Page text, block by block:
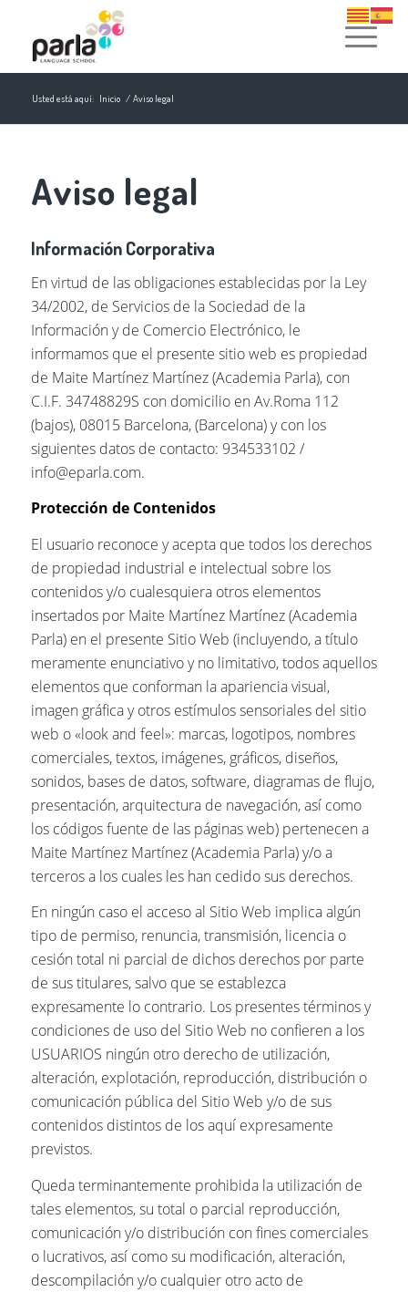
Usted está aquí: Inicio / Aviso legal
Aviso legal
Información Corporativa
En virtud de las obligaciones establecidas por la Ley
34/2002, de Servicios de la Sociedad de la
Información y de Comercio Electrónico, le
informamos que el presente sitio web es propiedad
de Maite Martínez Martínez (Academia Parla), con
C.I.F. 34748829S con domicilio en Av.Roma 112
(bajos), 08015 Barcelona, (Barcelona) y con los
siguientes datos de contacto: 934533102 /
info@eparla.com.
Protección de Contenidos
El usuario reconoce y acepta que todos los derechos
de propiedad industrial e intelectual sobre los
contenidos y/o cualesquiera otros elementos
insertados por Maite Martínez Martínez (Academia
Parla) en el presente Sitio Web (incluyendo, a título
meramente enunciativo y no limitativo, todos aquellos
elementos que conforman la apariencia visual,
imagen gráfica y otros estímulos sensoriales del sitio
web o «look and feel»: marcas, logotipos, nombres
comerciales, textos, imágenes, gráficos, diseños,
sonidos, bases de datos, software, diagramas de flujo,
presentación, arquitectura de navegación, así como
los códigos fuente de las páginas web) pertenecen a
Maite Martínez Martínez (Academia Parla) y/o a
terceros a los cuales les han cedido sus derechos.
En ningún caso el acceso al Sitio Web implica algún
tipo de permiso, renuncia, transmisión, licencia o
cesión total ni parcial de dichos derechos por parte
de sus titulares, salvo que se establezca
expresamente lo contrario. Los presentes términos y
condiciones de uso del Sitio Web no confieren a los
USUARIOS ningún otro derecho de utilización,
alteración, explotación, reproducción, distribución o
comunicación pública del Sitio Web y/o de sus
contenidos distintos de los aquí expresamente
previstos.
Queda terminantemente prohibida la utilización de
tales elementos, su total o parcial reproducción,
comunicación y/o distribución con fines comerciales
o lucrativos, así como su modificación, alteración,
descompilación y/o cualquier otro acto de